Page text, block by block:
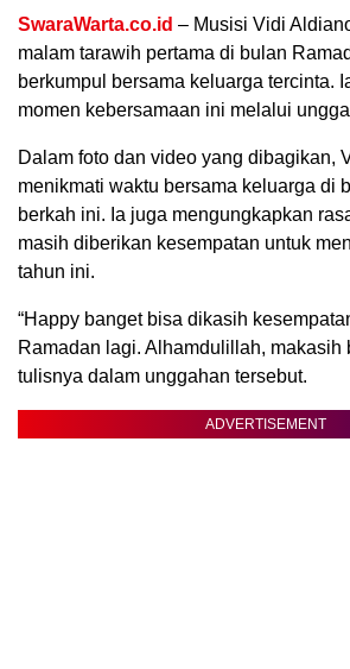
SwaraWarta.co.id – Musisi Vidi
malam tarawih pertama di bulan
berkumpul bersama keluarga tercinta.
momen kebersamaan ini melalui
Dalam foto dan video yang dibagikan,
menikmati waktu bersama keluarga di
berkah ini. Ia juga mengungkapkan
masih diberikan kesempatan untuk
tahun ini.
“Happy banget bisa dikasih
Ramadan lagi. Alhamdulillah, makasih
tulisnya dalam unggahan tersebut.
ADVERTISEMENT